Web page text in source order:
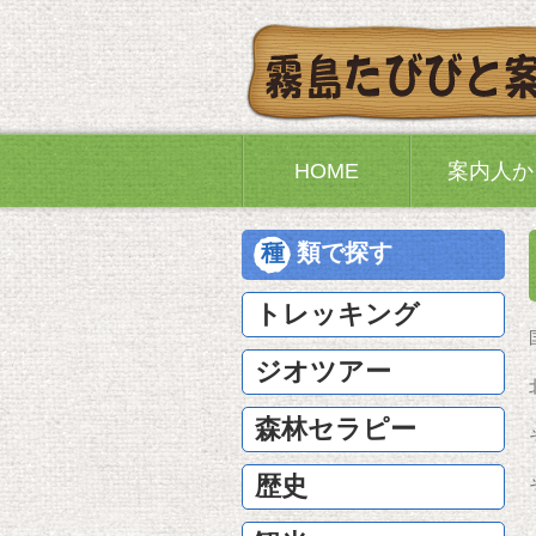
HOME 案内人
種 類で探す
トレッキング
ジオツアー
森林セラピー
歴史